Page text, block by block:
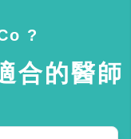
?
合的醫師